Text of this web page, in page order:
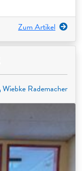
Zum Artikel
Wiebke Rademacher